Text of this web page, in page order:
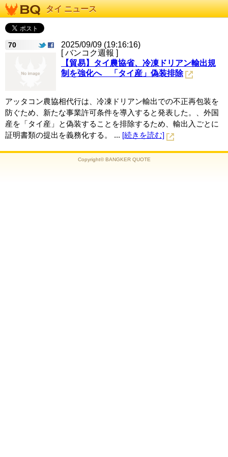
タイ ニュース
70
2025/09/09 (19:16:16)
[ バンコク週報 ]
【貿易】タイ農協省、冷凍ドリアン輸出規
制を強化へ 「タイ産」偽装排除
アッタコン農協相代行は、冷凍ドリアン輸出での不正再包装を
防ぐため、新たな事業許可条件を導入すると発表した。、外国
産を「タイ産」と偽装することを排除するため、輸出入ごとに
証明書類の提出を義務化する。 ... [続きを読む]
Copyright© BANGKER QUOTE